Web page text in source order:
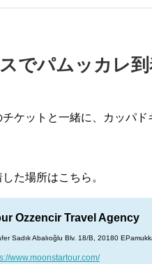
でパムッカレ
ケットと一緒に、カッパド
た場所はこちら。
Ozzencir Travel Agency
Sadık Abalıoğlu Blv. 18/B, 20180
www.moonstartour.com/